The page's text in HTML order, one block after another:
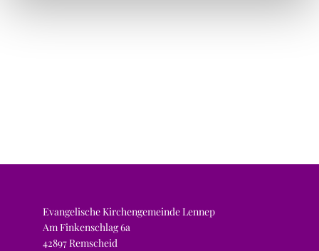
Evangelische Kirchengemeinde Lennep
Am Finkenschlag 6a
42897 Remscheid